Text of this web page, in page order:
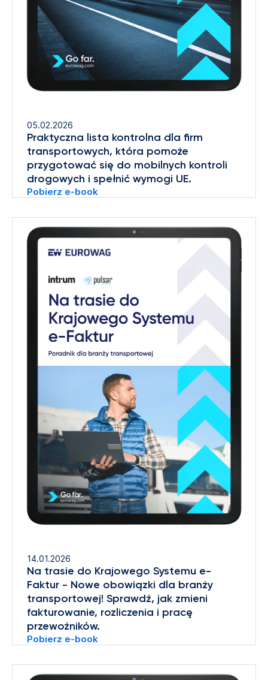
05.02.2026
Praktyczna lista kontrolna dla firm
transportowych, która pomoże
przygotować się do mobilnych kontroli
drogowych i spełnić wymogi UE.
Pobierz e-book
14.01.2026
Na trasie do Krajowego Systemu e-
Faktur - Nowe obowiązki dla branży
transportowej! Sprawdź, jak zmieni
fakturowanie, rozliczenia i pracę
przewoźników.
Pobierz e-book